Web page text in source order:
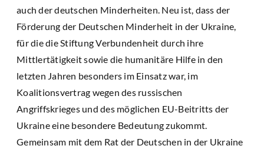
auch der deutschen Minderheiten. Neu ist, dass der
Förderung der Deutschen Minderheit in der Ukraine,
für die die Stiftung Verbundenheit durch ihre
Mittlertätigkeit sowie die humanitäre Hilfe in den
letzten Jahren besonders im Einsatz war, im
Koalitionsvertrag wegen des russischen
Angriffskrieges und des möglichen EU-Beitritts der
Ukraine eine besondere Bedeutung zukommt.
Gemeinsam mit dem Rat der Deutschen in der Ukraine